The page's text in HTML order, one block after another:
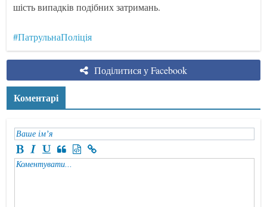
шість випадків подібних затримань.
#ПатрульнаПоліція
Поділитися у Facebook
Коментарі